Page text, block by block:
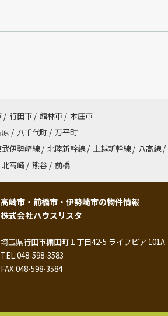
/ 行田市 / 館林市 / 本庄市
/ 八千代町 / 万平町
伊勢崎線 / 北陸新幹線 / 上越新幹線 / 八高線 /
北高崎 / 熊谷 / 前橋
高崎市・前橋市・伊勢崎市の物件情報
株式会社ハウスリスタ
埼玉県行田市棚田町１丁目42-5 ライフピア 101A
TEL:048-598-3583
FAX:048-598-3584